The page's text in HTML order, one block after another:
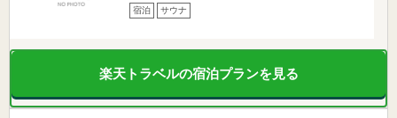
宿泊 サウナ
楽天トラベルの宿泊プランを見る